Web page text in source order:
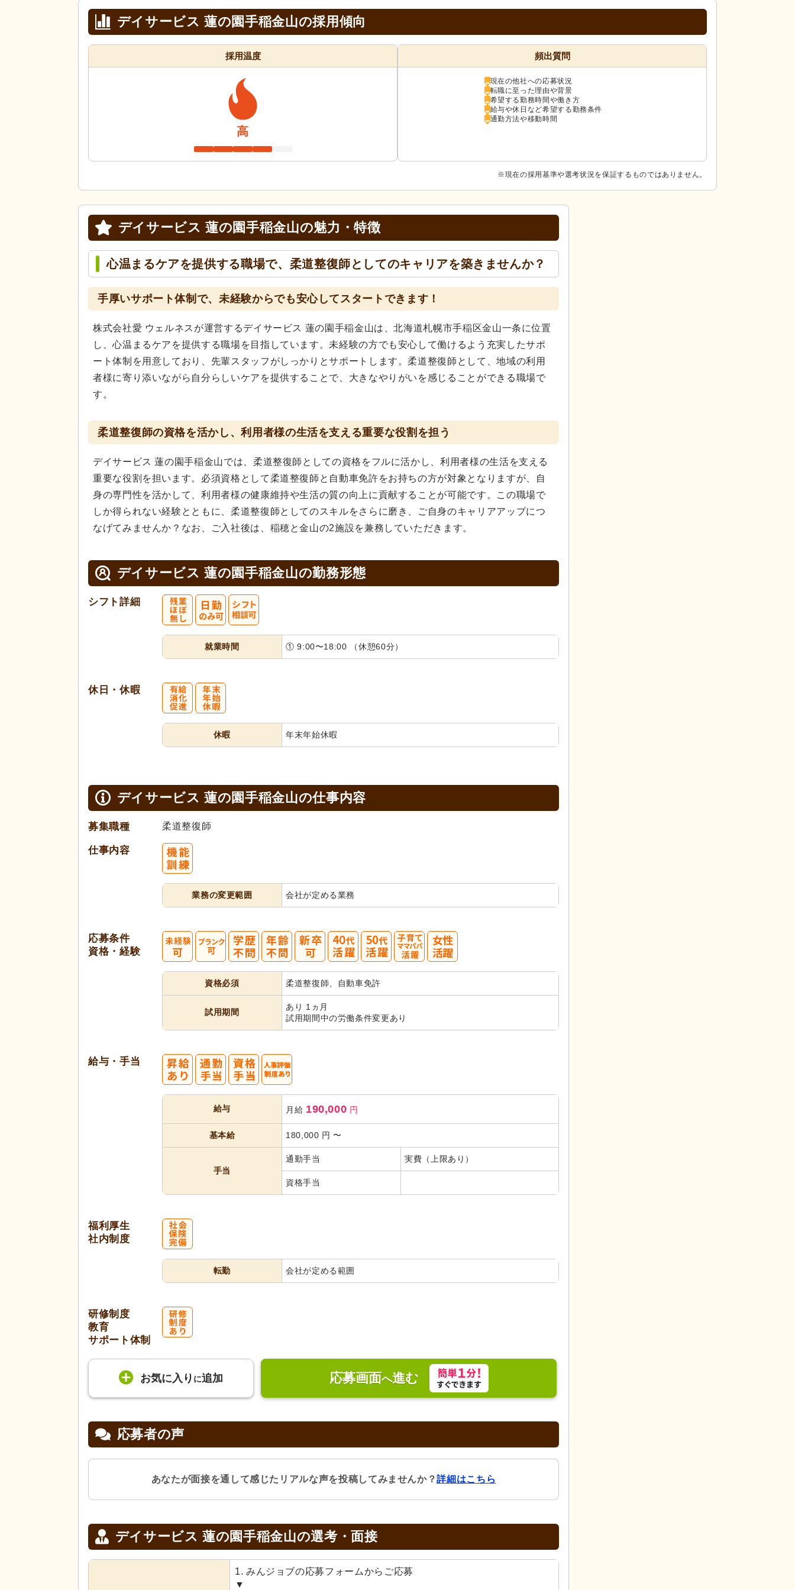
デイサービス 蓮の園手稲金山の採用傾向
採用温度
高
頻出質問
現在の他社への応募状況
転職に至った理由や背景
希望する勤務時間や働き方
給与や休日など希望する勤務条件
通勤方法や移動時間
※現在の採用基準や選考状況を保証するものではありません。
デイサービス 蓮の園手稲金山の魅力・特徴
心温まるケアを提供する職場で、柔道整復師としてのキャリアを築きませんか？
手厚いサポート体制で、未経験からでも安心してスタートできます！
株式会社愛 ウェルネスが運営するデイサービス 蓮の園手稲金山は、北海道札幌市手稲区金山一条に位置
し、心温まるケアを提供する職場を目指しています。未経験の方でも安心して働けるよう充実したサポ
ート体制を用意しており、先輩スタッフがしっかりとサポートします。柔道整復師として、地域の利用
者様に寄り添いながら自分らしいケアを提供することで、大きなやりがいを感じることができる職場で
す。
柔道整復師の資格を活かし、利用者様の生活を支える重要な役割を担う
デイサービス 蓮の園手稲金山では、柔道整復師としての資格をフルに活かし、利用者様の生活を支える
重要な役割を担います。必須資格として柔道整復師と自動車免許をお持ちの方が対象となりますが、自
身の専門性を活かして、利用者様の健康維持や生活の質の向上に貢献することが可能です。この職場で
しか得られない経験とともに、柔道整復師としてのスキルをさらに磨き、ご自身のキャリアアップにつ
なげてみませんか？なお、ご入社後は、稲穂と金山の2施設を兼務していただきます。
デイサービス 蓮の園手稲金山の勤務形態
シフト詳細
就業時間 ① 9:00〜18:00 （休憩60分）
休日・休暇
休暇 年末年始休暇
デイサービス 蓮の園手稲金山の仕事内容
募集職種 柔道整復師
仕事内容
業務の変更範囲 会社が定める業務
応募条件
資格・経験
資格必須 柔道整復師、自動車免許
試用期間
あり 1ヵ月
試用期間中の労働条件変更あり
給与・手当
給与 月給 190,000 円
基本給 180,000 円 〜
手当
通勤手当 実費（上限あり）
資格手当
福利厚生
社内制度
転勤 会社が定める範囲
研修制度
教育
サポート体制
お気に入り に追加 応募画面へ進む
応募者の声
あなたが面接を通して感じたリアルな声を投稿してみませんか？詳細はこちら
デイサービス 蓮の園手稲金山の選考・面接
1. みんジョブの応募フォームからご応募
▼